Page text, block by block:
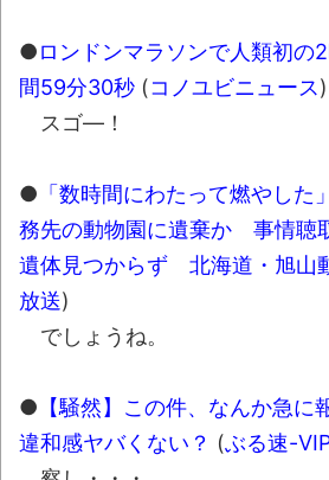
す(若干ネタバレあり) 26/
マケイン9巻＆アニメ公
果速報（仮）
体験談：仕事で同じビル
グループ会社の嫁子 [ほの
かなりお姉さんになったね
バージョンアップ情報更
Backupper Standard 8.3.0
●ロンドンマラソンで人類初
間59分30秒 (コノユビニュース)
スゴ―！
● 「数時間にわたって燃やした
務先の動物園に遺棄か 事情聴
遺体見つからず 北海道・旭山
放送)
でしょうね。
● 【騒然】この件、なんか急
違和感ヤバくない？ (ぶる速-